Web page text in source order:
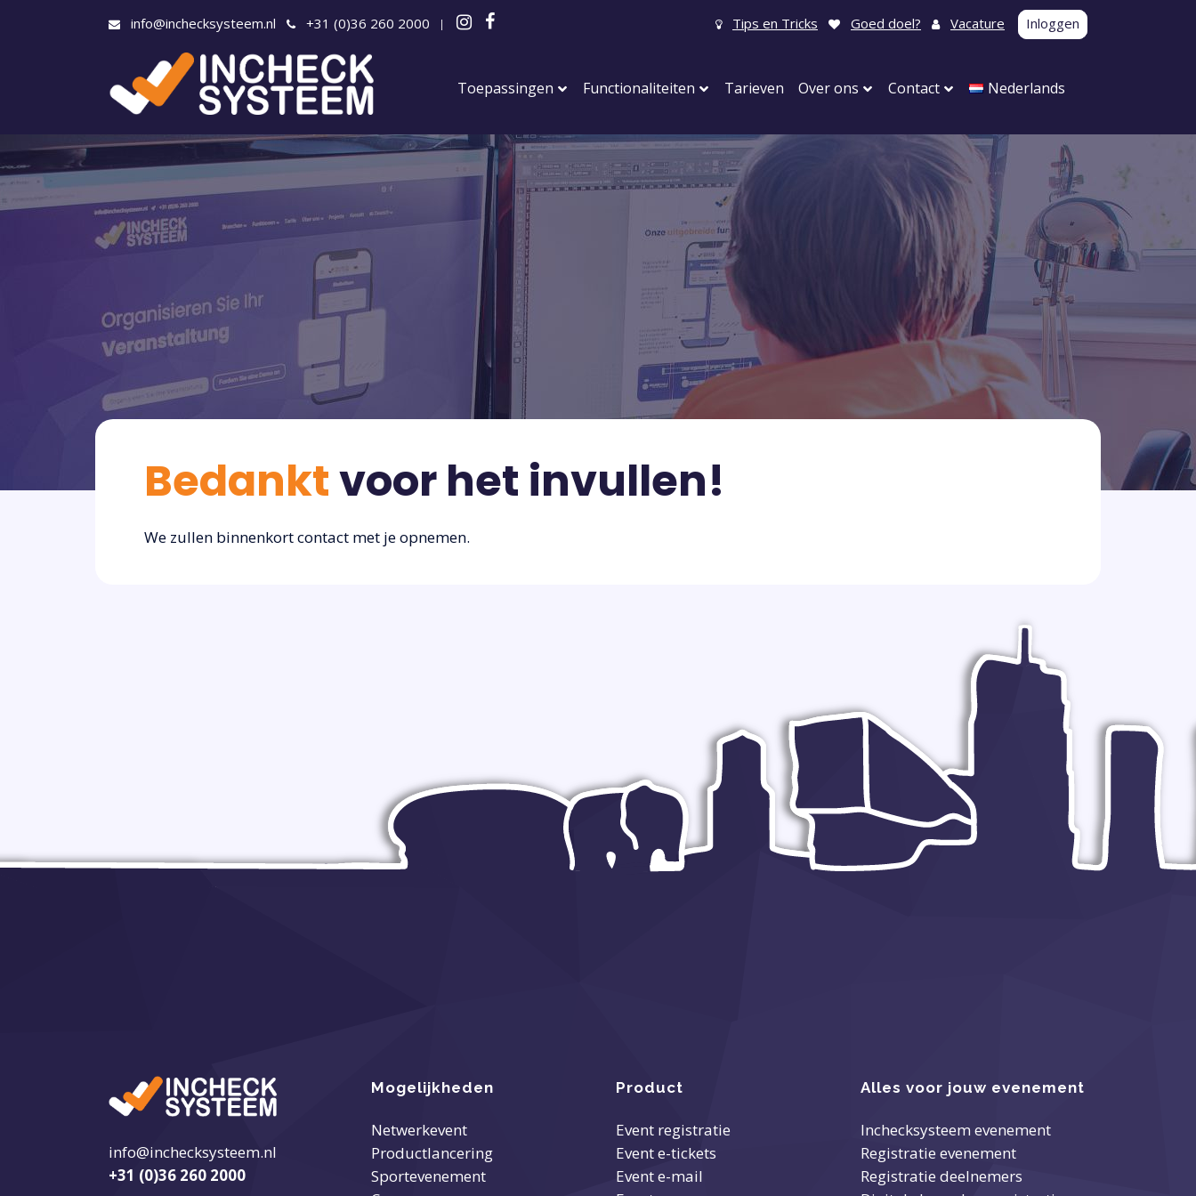
info@inchecksysteem.nl +31 (0)36 260 2000 Tips en Tricks Goed doel? Vacature Inloggen
Toepassingen
Feesten
Personeelsfeest
Bedrijfsfeest
Jubileumfeesten
Carnaval
Verjaardagen
Kraamvisite
Functionaliteiten Tarieven Over ons Contact Nederlands
Bedanktvoor het invullen!
We zullen binnenkort contact met je opnemen.
info@inchecksysteem.nl
+31 (0)36 260 2000
Mogelijkheden
Netwerkevent
Productlancering
Sportevenement
Product
Event registratie
Event e-tickets
Event e-mail
Alles voor jouw evenement
Inchecksysteem evenement
Registratie evenement
Registratie deelnemers